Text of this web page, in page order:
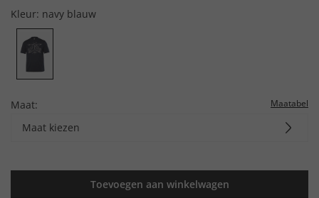
Kleur: navy blauw
Maat: Maatabel
Maat kiezen
Toevoegen aan winkelwagen